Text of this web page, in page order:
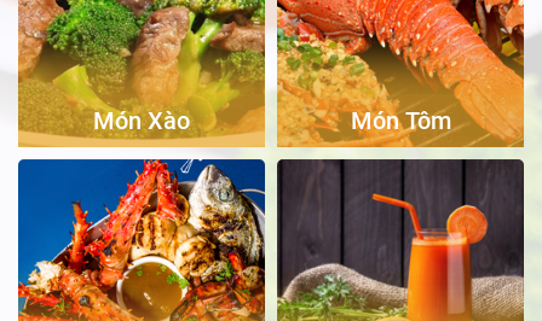
Món Xào Món Tôm